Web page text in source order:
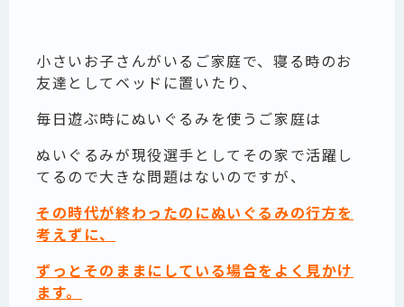
小さいお子さんがいるご家庭で、寝る時のお
友達としてベッドに置いたり、
毎日遊ぶ時にぬいぐるみを使うご家庭は
ぬいぐるみが現役選手としてその家で活躍し
てるので大きな問題はないのですが、
その時代が終わったのにぬいぐるみの行方を
考えずに、
ずっとそのままにしている場合をよく見かけ
ます。